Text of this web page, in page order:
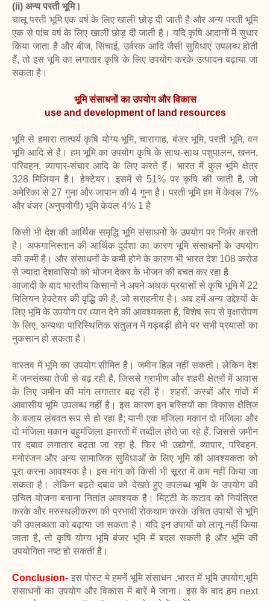
(ii) अन्य परती भूमि।
चालू परती भूमि एक वर्ष के लिए खाली छोड़ दी जाती है और अन्य परती भूमि
एक से पांच वर्ष के लिए खाली छोड़ दी जाती है। यदि कृषि आदानों में सुधार
किया जाता है और बीज, सिंचाई, उर्वरक आदि जैसी सुविधाएं उपलब्ध होती
हैं, तो इस भूमि का लगातार कृषि के लिए उपयोग करके उत्पादन बढ़ाया जा
सकता है।
भूमि संसाधनों का उपयोग और विकास
use and development of land resources
भूमि से हमारा तात्पर्य कृषि योग्य भूमि, चारागाह, बंजर भूमि, परती भूमि, वन
भूमि आदि से है। हम भूमि का उपयोग कृषि के साथ-साथ पशुपालन, खनन,
परिवहन, व्यापार-संचार आदि के लिए करते हैं। भारत में कुल भूमि क्षेत्र
328 मिलियन है। हेक्टेयर। इसमें से 51% पर कृषि की जाती है, जो
अमेरिका से 27 गुना और जापान की 4 गुना है। परती भूमि हम में केवल 7%
और बंजर (अनुपयोगी) भूमि केवल 4% 1 है
किसी भी देश की आर्थिक समृद्धि भूमि संसाधनों के उपयोग पर निर्भर करती
है। अफगानिस्तान की आर्थिक दुर्दशा का कारण भूमि संसाधनों के उपयोग
की कमी है। और संसाधनों के कमी होने के कारण भी भारत देश 108 करोड
से ज्यादा देशवासियों को भोजन देकर के भोजन की बचत कर रहा है
आजादी के बाद भारतीय किसानों ने अपने अथक प्रयासों से कृषि भूमि में 22
मिलियन हेक्टेयर की वृद्धि की है, जो सराहनीय है। अब हमें अन्य उद्देश्यों के
लिए भूमि के उपयोग पर ध्यान देने की आवश्यकता है, विशेष रूप से वृक्षारोपण
के लिए, अन्यथा पारिस्थितिक संतुलन में गड़बड़ी होने पर सभी प्रयासों का
नुकसान हो सकता है।
वास्तव में भूमि का उपयोग सीमित है। जमीन हिल नहीं सकती। लेकिन देश
में जनसंख्या तेजी से बढ़ रही है, जिससे ग्रामीण और शहरी क्षेत्रों में आवास
के लिए जमीन की मांग लगातार बढ़ रही है। शहरों, कस्बों और गांवों में
आवासीय भूमि उपलब्ध नहीं है। इस कारण इन बस्तियों का विकास क्षैतिज
के बजाय लंबवत रूप से हो रहा है; यानी एक मंजिला मकान दो मंजिला और
दो मंजिला मकान बहुमंजिला इमारतों में तब्दील होते जा रहे हैं, जिससे जमीन
पर दबाव लगातार बढ़ता जा रहा है. फिर भी उद्योगों, व्यापार, परिवहन,
मनोरंजन और अन्य सामाजिक सुविधाओं के लिए भूमि की आवश्यकता को
पूरा करना आवश्यक है। इस मांग को किसी भी सूरत में कम नहीं किया जा
सकता है। लेकिन बढ़ते दबाव को देखते हुए उपलब्ध भूमि के उपयोग की
उचित योजना बनाना नितांत आवश्यक है। मिट्टी के कटाव को नियंत्रित
करके और मरुस्थलीकरण की प्रभावी रोकथाम करके उचित उपायों से भूमि
की उपलब्धता को बढ़ाया जा सकता है। यदि इन उपायों को लागू नहीं किया
जाता है, तो कृषि योग्य भूमि बंजर भूमि में बदल सकती है और भूमि की
उपयोगिता नष्ट हो सकती है।
Conclusion- इस पोस्ट मे हमनें भूमि संसाधन ,भारत में भूमि उपयोग,भूमि
संसाधनों का उपयोग और विकास में बारें मे जाना। इस के बाद हम next